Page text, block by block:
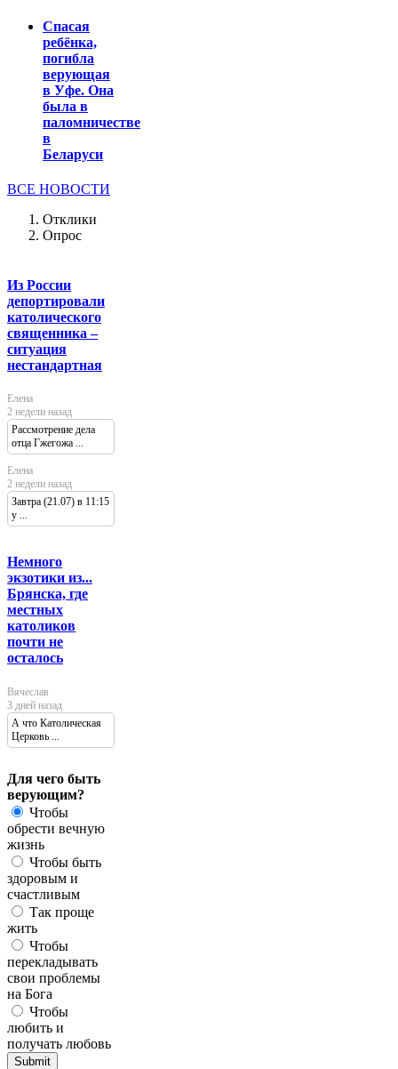
Спасая
ребёнка,
погибла
верующая
в Уфе. Она
была в
паломничестве
в
Беларуси
ВСЕ НОВОСТИ
Отклики
Опрос
Из России
депортировали
католического
священника –
ситуация
нестандартная
Елена
2 недели назад
Рассмотрение дела
отца Гжегожа ...
Елена
2 недели назад
Завтра (21.07) в 11:15
у ...
Немного
экзотики из...
Брянска, где
местных
католиков
почти не
осталось
Вячеслав
3 дней назад
А что Католическая
Церковь ...
Для чего быть
верующим?
Чтобы
обрести вечную
жизнь
Чтобы быть
здоровым и
счастливым
Так проще
жить
Чтобы
перекладывать
свои проблемы
на Бога
Чтобы
любить и
получать любовь